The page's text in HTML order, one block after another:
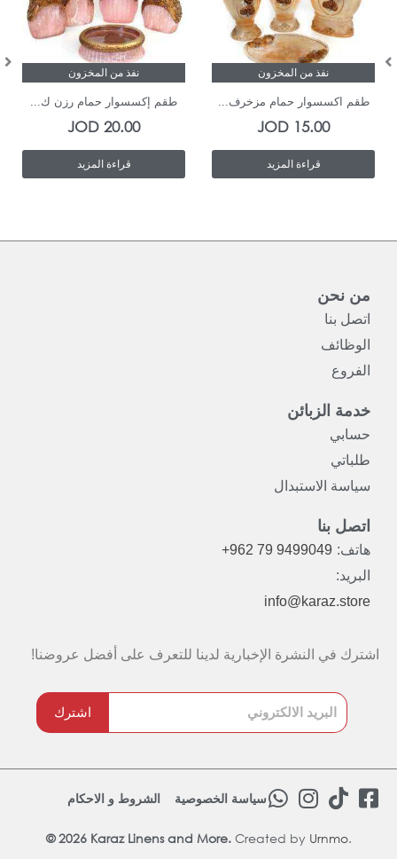
نفذ من المخزون
طقم اكسسوار حمام مزخرف...
15.00
JOD
قراءة المزيد
نفذ من المخزون
طقم إكسسوار حمام رزن ك...
20.00
JOD
قراءة المزيد
من نحن
اتصل بنا
الوظائف
الفروع
خدمة الزبائن
حسابي
طلباتي
سياسة الاستبدال
اتصل بنا
هاتف: +962 79 9499049
البريد:
info@karaz.store
اشترك في النشرة الإخبارية لدينا للتعرف على أفضل عروضنا!
اشترك
F
T
k
I
s
W
a
سياسة الخصوصية الشروط و الاحكام
© 2026 Karaz Linens and More. Created by Urnmo.